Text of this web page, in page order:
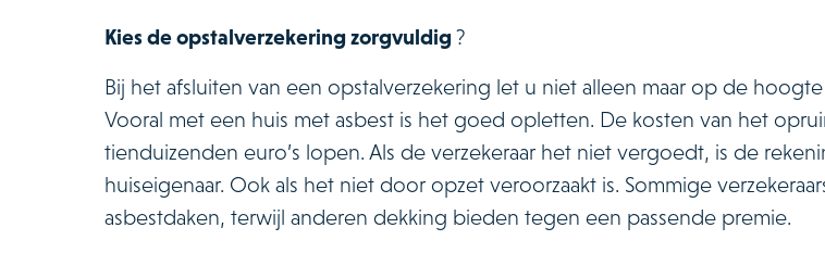
Kies de opstalverzekering zorgvuldig?
Bij het afsluiten van een opstalverzekering let u niet alleen maar op de
Vooral met een huis met asbest is het goed opletten. De kosten van het
tienduizenden euro’s lopen. Als de verzekeraar het niet vergoedt, is de
huiseigenaar. Ook als het niet door opzet veroorzaakt is. Sommige
asbestdaken, terwijl anderen dekking bieden tegen een passende premie.